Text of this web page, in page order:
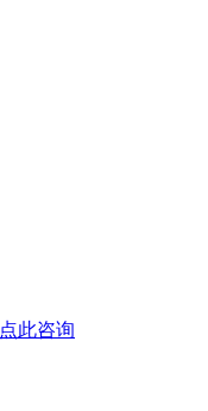
点此咨询